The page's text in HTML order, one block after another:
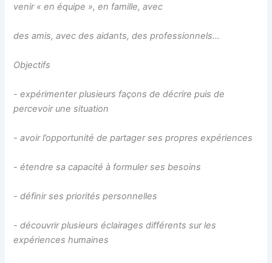
venir « en équipe », en famille, avec
des amis, avec des aidants, des professionnels...
Objectifs
- expérimenter plusieurs façons de décrire puis de
percevoir une situation
- avoir l’opportunité de partager ses propres expériences
- étendre sa capacité à formuler ses besoins
- définir ses priorités personnelles
- découvrir plusieurs éclairages différents sur les
expériences humaines